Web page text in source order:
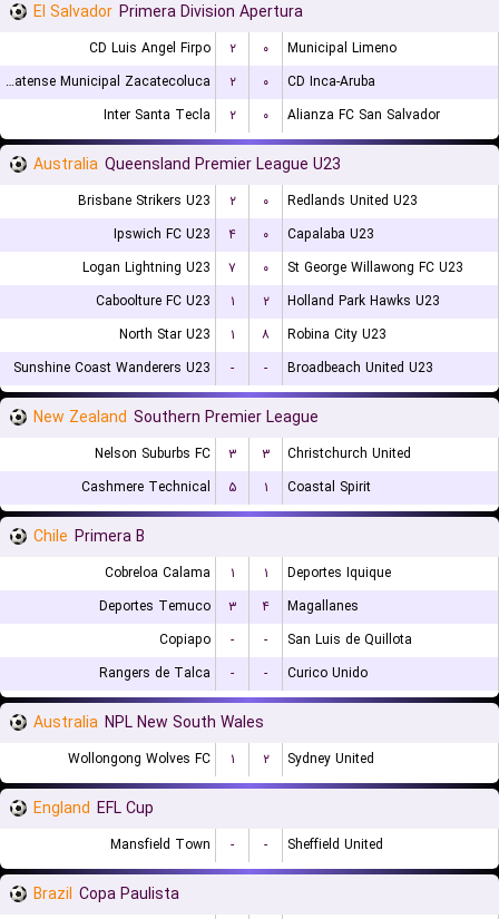
El Salvador Primera Division Apertura
CD Luis Angel Firpo ۲ ۰
Municipal Limeno
CD Platense Municipal Zacatecoluca
۲ ۰
CD Inca-Aruba
Inter Santa Tecla
۲ ۰ Alianza FC San Salvador
Australia Queensland Premier League U23
Brisbane Strikers U23 ۲ ۰
Redlands United U23
Ipswich FC U23
۴ ۰
Capalaba U23
Logan Lightning U23
۷ ۰
St George Willawong FC U23
Caboolture FC U23
۱ ۲
Holland Park Hawks U23
North Star U23
۱ ۸
Robina City U23
Sunshine Coast Wanderers U23
- - Broadbeach United U23
New Zealand Southern Premier League
Nelson Suburbs FC ۳ ۳
Christchurch United
Cashmere Technical
۵ ۱ Coastal Spirit
Chile Primera B
Cobreloa Calama ۱ ۱
Deportes Iquique
Deportes Temuco
۳ ۴
Magallanes
Copiapo
- -
San Luis de Quillota
Rangers de Talca
- - Curico Unido
Australia NPL New South Wales
Wollongong Wolves FC ۱ ۲ Sydney United
England EFL Cup
Mansfield Town - - Sheffield United
Brazil Copa Paulista